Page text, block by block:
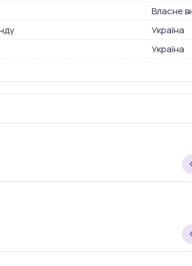
Власне
Україна
Україна